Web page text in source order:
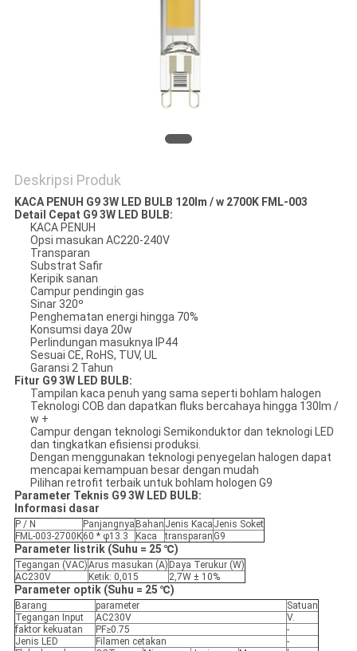
Deskripsi Produk
KACA PENUH G9 3W LED BULB 120lm / w 2700K FML-003
Detail Cepat G9 3W LED BULB:
KACA PENUH
Opsi masukan AC220-240V
Transparan
Substrat Safir
Keripik sanan
Campur pendingin gas
Sinar 320º
Penghematan energi hingga 70%
Konsumsi daya 20w
Perlindungan masuknya IP44
Sesuai CE, RoHS, TUV, UL
Garansi 2 Tahun
Fitur G9 3W LED BULB:
Tampilan kaca penuh yang sama seperti bohlam halogen
Teknologi COB dan dapatkan fluks bercahaya hingga 130lm /
w +
Campur dengan teknologi Semikonduktor dan teknologi LED
dan tingkatkan efisiensi produksi.
Dengan menggunakan teknologi penyegelan halogen dapat
mencapai kemampuan besar dengan mudah
Pilihan retrofit terbaik untuk bohlam hologen G9
Parameter Teknis G9 3W LED BULB:
Informasi dasar
P / N Panjangnya Bahan Jenis Kaca Jenis Soket
FML-003-2700K60 * φ13.3 Kaca transparan G9
Parameter listrik (Suhu = 25 ℃)
Tegangan (VAC)Arus masukan (A) Daya Terukur (W)
AC230V
Ketik: 0,015 2,7W ± 10%
Parameter optik (Suhu = 25 ℃)
Barang parameter
Satuan
Tegangan Input
AC230V
V.
faktor kekuatan
PF≥0.75
-
Jenis LED
Filamen cetakan
-